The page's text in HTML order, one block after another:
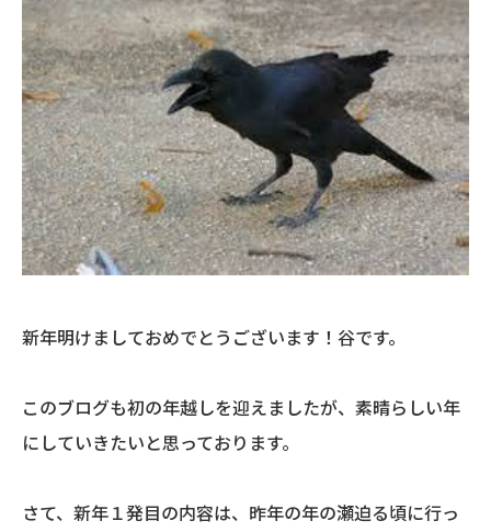
新年明けましておめでとうございます！谷です。
このブログも初の年越しを迎えましたが、素晴らしい年
にしていきたいと思っております。
さて、新年１発目の内容は、昨年の年の瀬迫る頃に行っ